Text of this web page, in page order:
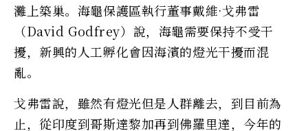
灘上築巢。海龜保護區執行董事戴維·戈弗雷
（David Godfrey）說，海龜需要保持不受干
擾，新興的人工孵化會因海濱的燈光干擾而混
亂。
戈弗雷說，雖然有燈光但是人群離去，到目前為
止，從印度到哥斯達黎加再到佛羅里達，今年的